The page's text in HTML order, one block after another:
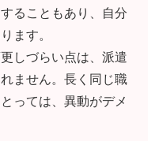
ることもあり、自分
ます。
しづらい点は、派遣
ません。長く同じ職
っては、異動がデメ